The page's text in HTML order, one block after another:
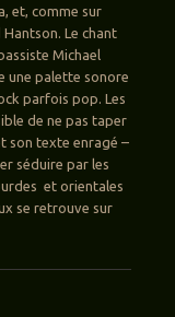
et, comme sur
Le chant
Michael
une palette sonore
parfois pop. Les
de ne pas taper
son texte enragé –
séduire par les
et orientales
se retrouve sur